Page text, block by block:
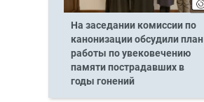
На заседании комиссии по
канонизации обсудили план
работы по увековечению
памяти пострадавших в
годы гонений